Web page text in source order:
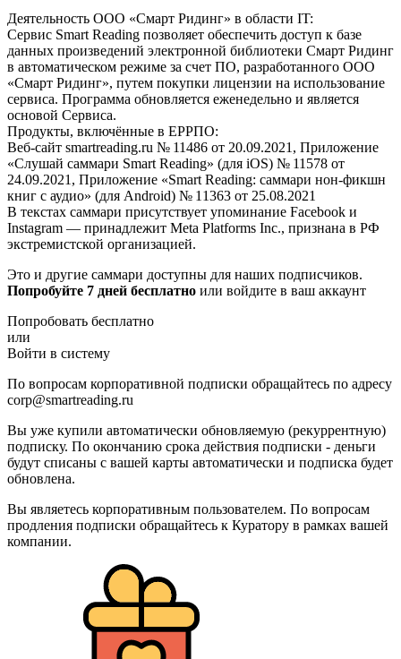
Деятельность ООО «Смарт Ридинг» в области IT:
Сервис Smart Reading позволяет обеспечить доступ к базе
данных произведений электронной библиотеки Смарт Ридинг
в автоматическом режиме за счет ПО, разработанного ООО
«Смарт Ридинг», путем покупки лицензии на использование
сервиса. Программа обновляется еженедельно и является
основой Сервиса.
Продукты, включённые в ЕРРПО:
Веб-сайт smartreading.ru № 11486 от 20.09.2021, Приложение
«Слушай саммари Smart Reading» (для iOS) № 11578 от
24.09.2021, Приложение «Smart Reading: саммари нон-фикшн
книг с аудио» (для Android) № 11363 от 25.08.2021
В текстах саммари присутствует упоминание Facebook и
Instagram — принадлежит Meta Platforms Inc., признана в РФ
экстремистской организацией.
Это и другие саммари доступны для наших подписчиков.
Попробуйте 7 дней бесплатно или войдите в ваш аккаунт
Попробовать бесплатно
или
Войти в систему
По вопросам корпоративной подписки обращайтесь по адресу
corp@smartreading.ru
Вы уже купили автоматически обновляемую (рекуррентную)
подписку. По окончанию срока действия подписки - деньги
будут списаны с вашей карты автоматически и подписка будет
обновлена.
Вы являетесь корпоративным пользователем. По вопросам
продления подписки обращайтесь к Куратору в рамках вашей
компании.